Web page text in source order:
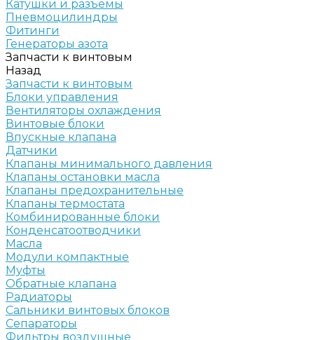
Катушки и разъёмы
Пневмоцилиндры
Фитинги
Генераторы азота
Запчасти к винтовым
Назад
Запчасти к винтовым
Блоки управления
Вентиляторы охлаждения
Винтовые блоки
Впускные клапана
Датчики
Клапаны минимального давления
Клапаны остановки масла
Клапаны предохранительные
Клапаны термостата
Комбинированные блоки
Конденсатоотводчики
Масла
Модули компактные
Муфты
Обратные клапана
Радиаторы
Сальники винтовых блоков
Сепараторы
Фильтры воздушные